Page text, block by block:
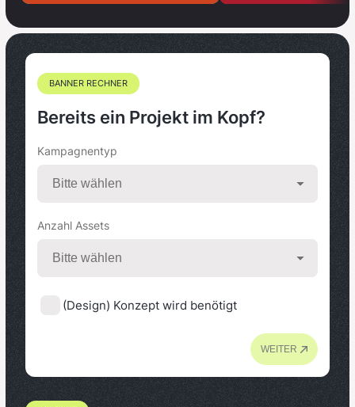
BANNER RECHNER
Bereits ein Projekt im Kopf?
Kampagnentyp
Anzahl Assets
(Design) Konzept wird benötigt
WEITER